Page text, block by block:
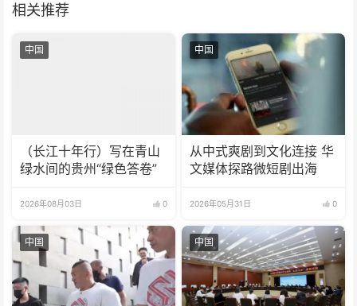
相关推荐
中国
（长江十年行）写在青山
绿水间的贵州“绿色答卷”
2026年08月03日 0
中国
从中式爽剧到文化连接 华
文媒体探路微短剧出海
2026年05月31日 0
中国 中国